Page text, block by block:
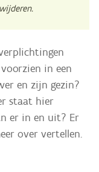
in een
en zijn gezin?
staat hier
er in en uit? Er
over vertellen.